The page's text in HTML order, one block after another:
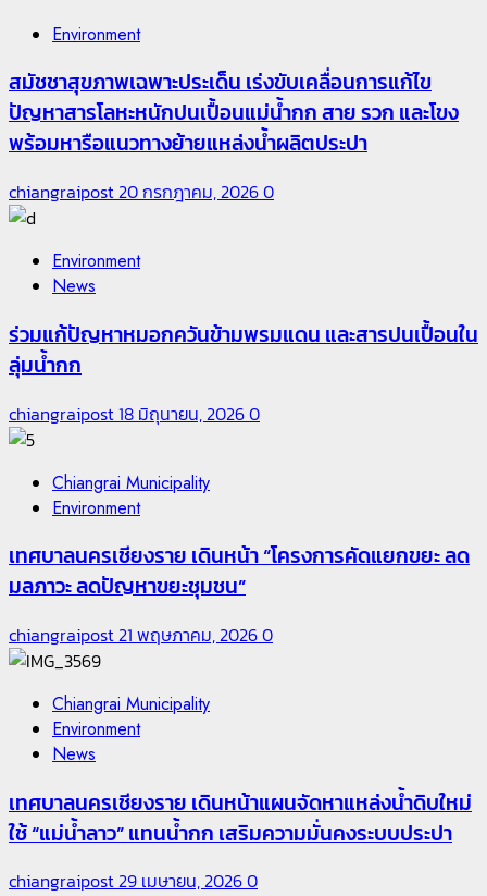
Environment
สมัชชาสุขภาพเฉพาะประเด็น เร่งขับเคลื่อนการแก้ไข
ปัญหาสารโลหะหนักปนเปื้อนแม่น้ำกก สาย รวก และโขง
พร้อมหารือแนวทางย้ายแหล่งน้ำผลิตประปา
chiangraipost20 กรกฎาคม, 20260
Environment
News
ร่วมแก้ปัญหาหมอกควันข้ามพรมแดน และสารปนเปื้อนใน
ลุ่มน้ำกก
chiangraipost18 มิถุนายน, 20260
Chiangrai Municipality
Environment
เทศบาลนครเชียงราย เดินหน้า “โครงการคัดแยกขยะ ลด
มลภาวะ ลดปัญหาขยะชุมชน”
chiangraipost21 พฤษภาคม, 20260
Chiangrai Municipality
Environment
News
เทศบาลนครเชียงราย เดินหน้าแผนจัดหาแหล่งน้ำดิบใหม่
ใช้ “แม่น้ำลาว” แทนน้ำกก เสริมความมั่นคงระบบประปา
chiangraipost29 เมษายน, 20260